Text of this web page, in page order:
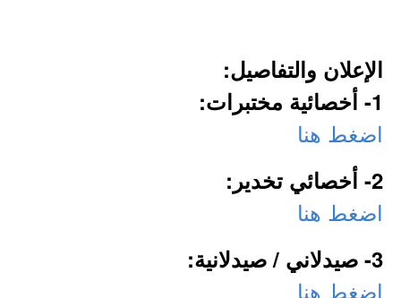
الإعلان والتفاصيل:
1- أخصائية مختبرات:
اضغط هنا
2- أخصائي تخدير:
اضغط هنا
3- صيدلاني / صيدلانية:
اضغط هنا